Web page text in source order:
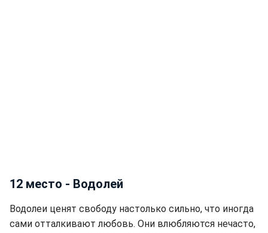
12 место - Водолей
Водолеи ценят свободу настолько сильно, что иногда
сами отталкивают любовь. Они влюбляются нечасто,